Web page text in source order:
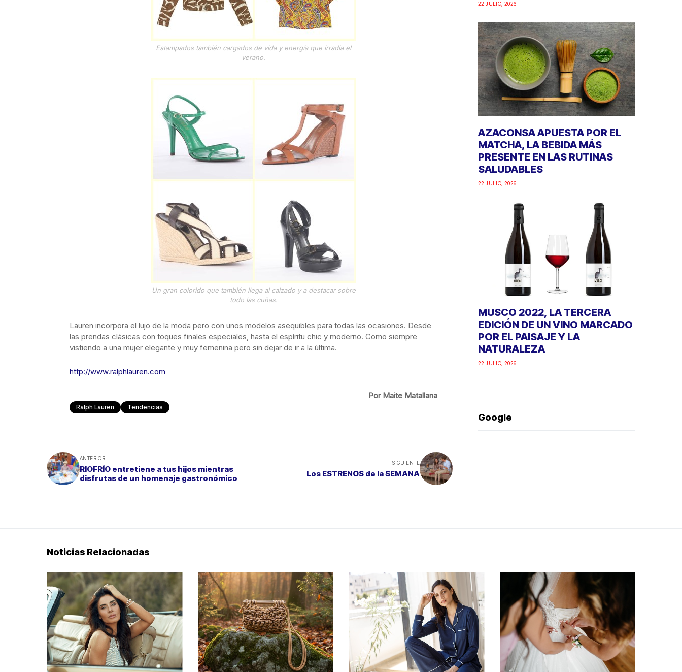
Estampados también cargados de vida y energía que irradia el
verano.
Un gran colorido que también llega al calzado y a destacar sobre
todo las cuñas.
Lauren incorpora el lujo de la moda pero con unos modelos asequibles para todas las ocasiones. Desde
las prendas clásicas con toques finales especiales, hasta el espíritu chic y moderno. Como siempre
vistiendo a una mujer elegante y muy femenina pero sin dejar de ir a la última.
http://www.ralphlauren.com
Por Maite Matallana
Ralph Lauren Tendencias
ANTERIOR
RIOFRÍO entretiene a tus hijos mientras
disfrutas de un homenaje gastronómico
SIGUIENTE
Los ESTRENOS de la SEMANA
22 JULIO, 2026
AZACONSA APUESTA POR EL
MATCHA, LA BEBIDA MÁS
PRESENTE EN LAS RUTINAS
SALUDABLES
22 JULIO, 2026
MUSCO 2022, LA TERCERA
EDICIÓN DE UN VINO MARCADO
POR EL PAISAJE Y LA
NATURALEZA
22 JULIO, 2026
Google
Noticias Relacionadas